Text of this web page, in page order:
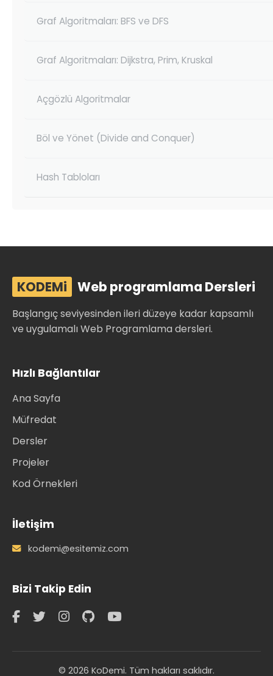
Graf Algoritmaları: BFS ve DFS
Graf Algoritmaları: Dijkstra, Prim, Kruskal
Açgözlü Algoritmalar
Böl ve Yönet (Divide and Conquer)
Hash Tabloları
KODEMi Web programlama Dersleri
Başlangıç seviyesinden ileri düzeye kadar kapsamlı
ve uygulamalı Web Programlama dersleri.
Hızlı Bağlantılar
Ana Sayfa
Müfredat
Dersler
Projeler
Kod Örnekleri
İletişim
kodemi@esitemiz.com
Bizi Takip Edin
© 2026 KoDemi. Tüm hakları saklıdır.